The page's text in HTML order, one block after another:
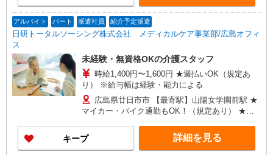
アルバイト パート 派遣社員 紹介予定派遣
日研トータルソーシング株式会社 メディカルケア事業部/広島オフィ
ス
未経験・無資格OKの介護スタッフ
時給1,400円〜1,600円 ★週払いOK（規定あ
り） ※給与幅は経験・能力による
広島県廿日市市 【最寄駅】山陽女学園前駅 ★
マイカー・バイク通勤もOK！（規定あり） ★勤
など、お好きな勤務地をお選び下さい！！
キープ 詳細を見る